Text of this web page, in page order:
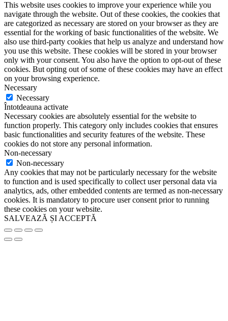
This website uses cookies to improve your experience while you
navigate through the website. Out of these cookies, the cookies that
are categorized as necessary are stored on your browser as they are
essential for the working of basic functionalities of the website. We
also use third-party cookies that help us analyze and understand how
you use this website. These cookies will be stored in your browser
only with your consent. You also have the option to opt-out of these
cookies. But opting out of some of these cookies may have an effect
on your browsing experience.
Necessary
Necessary
Întotdeauna activate
Necessary cookies are absolutely essential for the website to
function properly. This category only includes cookies that ensures
basic functionalities and security features of the website. These
cookies do not store any personal information.
Non-necessary
Non-necessary
Any cookies that may not be particularly necessary for the website
to function and is used specifically to collect user personal data via
analytics, ads, other embedded contents are termed as non-necessary
cookies. It is mandatory to procure user consent prior to running
these cookies on your website.
SALVEAZĂ ȘI ACCEPTĂ